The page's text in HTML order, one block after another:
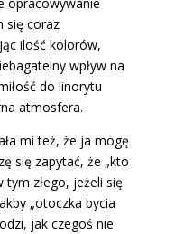
się coraz
ilość kolorów,
wpływ na
do linorytu
atmosfera.
mi też, że ja mogę
się zapytać, że „kto
tym złego, jeżeli się
„otoczka bycia
jak czegoś nie